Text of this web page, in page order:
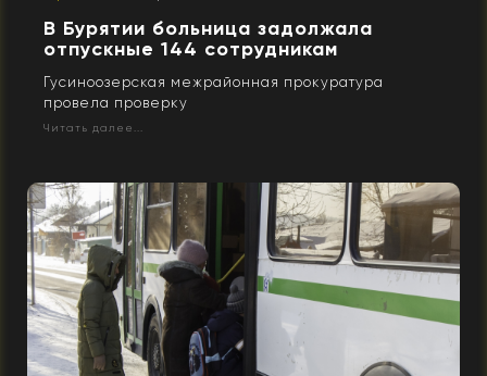
В Бурятии больница задолжала
отпускные 144 сотрудникам
Гусиноозерская межрайонная прокуратура
провела проверку
Читать далее...